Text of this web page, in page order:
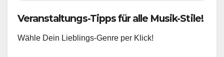
Veranstaltungs-Tipps für alle Musik-Stile!
Wähle Dein Lieblings-Genre per Klick!